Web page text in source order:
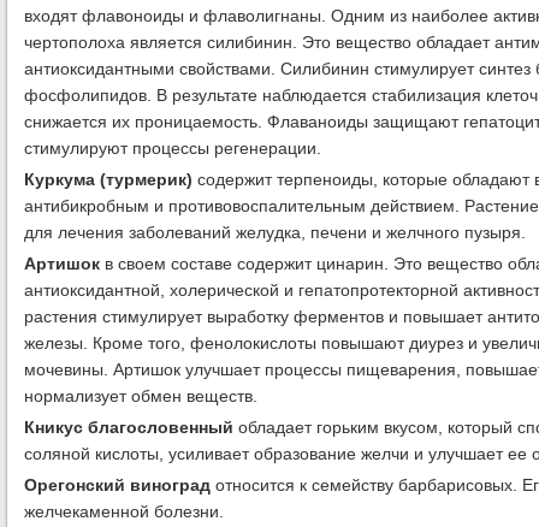
входят флавоноиды и флаволигнаны. Одним из наиболее
чертополоха является силибинин. Это вещество обладает
антиоксидантными свойствами. Силибинин стимулирует синтез
фосфолипидов. В результате наблюдается стабилизация
снижается их проницаемость. Флаваноиды защищают
стимулируют процессы регенерации.
Куркума (турмерик) содержит терпеноиды, которые
антибикробным и противовоспалительным действием.
для лечения заболеваний желудка, печени и желчного пузыря.
Артишок в своем составе содержит цинарин. Это вещество
антиоксидантной, холерической и гепатопротекторной
растения стимулирует выработку ферментов и повышает
железы. Кроме того, фенолокислоты повышают диурез и
мочевины. Артишок улучшает процессы пищеварения,
нормализует обмен веществ.
Кникус благословенный обладает горьким вкусом, который
соляной кислоты, усиливает образование желчи и улучшает ее
Орегонский виноград относится к семейству барбарисовых.
желчекаменной болезни.